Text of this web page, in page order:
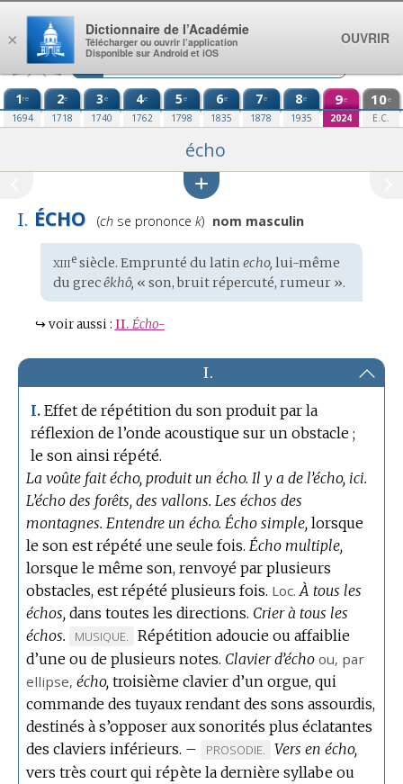
Aller au contenu
1re
1694
2e
1718
3e
1740
4e
1762
5e
1798
6e
1835
7e
1878
8e
1935
9e
2024
10e
E.C.
écho
I. ÉCHO
Prononciation
(chse prononce k) nom masculin
Étymologie
:
xiiiesiècle. Emprunté du latin echo, lui-même
du grecêkhô, « son, bruit répercuté, rumeur ».
↪ voir aussi : II. Écho-
I.
I. Effet de répétition du son produit par la
réflexion de l’onde acoustique sur un obstacle ;
le son ainsi répété.
La voûte fait écho, produit un écho. Il y a de l’écho, ici.
L’écho des forêts, des vallons. Les échos des
montagnes. Entendre un écho. Écho simple, lorsque
le son est répété une seule fois. Écho multiple,
lorsque le même son, renvoyé par plusieurs
obstacles, est répété plusieurs fois. Loc. À tous les
échos, dans toutes les directions. Crier à tous les
échos.
MARQUE
DE
DOMAINE
:
MUSIQUE.
Répétition adoucie ou affaiblie
d’une ou de plusieurs notes. Clavier d’écho ou, par
ellipse, écho, troisième clavier d’un orgue, qui
commande des tuyaux rendant des sons assourdis,
destinés à s’opposer aux sonorités plus éclatantes
des claviers inférieurs. –
MARQUE
DE
PROSODIE.
Vers en écho,
vers très court qui répète la dernière syllabe ou
×
Dictionnaire de l’Académie
Télécharger ou ouvrir l’application
Disponible sur Android et iOS
OUVRIR